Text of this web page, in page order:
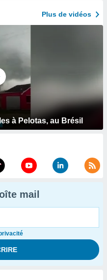
Plus de vidéos
à Pelotas, au Brésil
mail